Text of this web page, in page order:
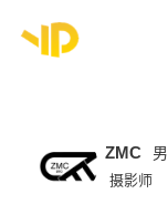
ZMC 男
摄影师